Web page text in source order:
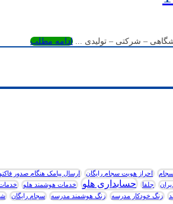
ادامه مطلب
احراز هویت سجام رایگان ارسال پیامک هنگام صدور
جلفا حسابداری هلو خدمات هوشمند هلو خدمات
زنگ خودکار مدرسه زنگ هوشمند مدرسه سجام رایگان